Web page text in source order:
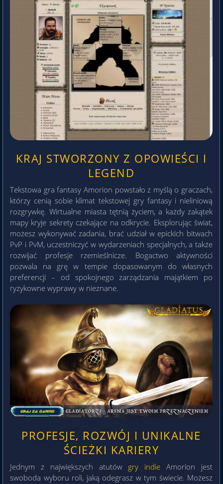
KRAJ STWORZONY Z OPOWIEŚCI I
LEGEND
Tekstowa gra fantasy Amorion powstało z myślą o graczach,
którzy cenią sobie klimat tekstowej gry fantasy i nieliniową
rozgrywkę. Wirtualne miasta tętnią życiem, a każdy zakątek
mapy kryje sekrety czekające na odkrycie. Eksplorując świat,
możesz wykonywać zadania, brać udział w epickich bitwach
PvP i PvM, uczestniczyć w wydarzeniach specjalnych, a także
rozwijać profesje rzemieślnicze. Bogactwo aktywności
pozwala na grę w tempie dopasowanym do własnych
preferencji – od spokojnego zarządzania majątkiem po
ryzykowne wyprawy w nieznane.
PROFESJE, ROZWÓJ I UNIKALNE
ŚCIEŻKI KARIERY
Jednym z największych atutów gry indie Amorion jest
swoboda wyboru roli, jaką odegrasz w tym świecie. Możesz